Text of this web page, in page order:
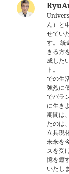
ん）と
せてい
す。 統
きる方
成した
ト。
での生
強烈に
でバラ
に生き
期間は
たのは
立具現
未来を
スを受
憶を癒
いたし